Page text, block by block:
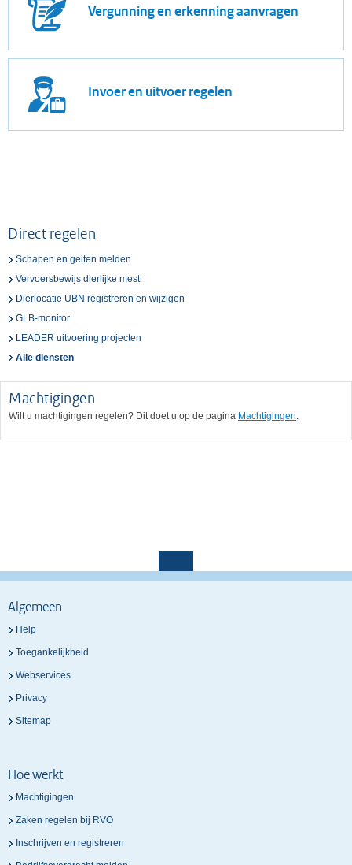
Vergunning en erkenning aanvragen
Invoer en uitvoer regelen
Direct regelen
Schapen en geiten melden
Vervoersbewijs dierlijke mest
Dierlocatie UBN registreren en wijzigen
GLB-monitor
LEADER uitvoering projecten
Alle diensten
Machtigingen
Wilt u machtigingen regelen? Dit doet u op de pagina Machtigingen.
Algemeen
Help
Toegankelijkheid
Webservices
Privacy
Sitemap
Hoe werkt
Machtigingen
Zaken regelen bij RVO
Inschrijven en registreren